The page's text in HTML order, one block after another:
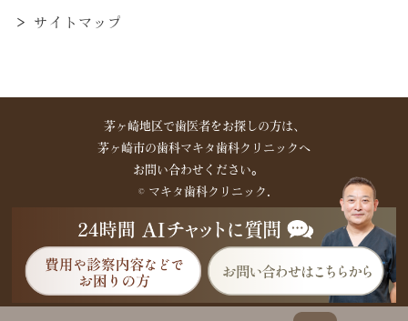
＞ サイトマップ
茅ヶ崎地区で歯医者をお探しの方は、
茅ヶ崎市の歯科マキタ歯科クリニックへ
お問い合わせください。
©︎ マキタ歯科クリニック.